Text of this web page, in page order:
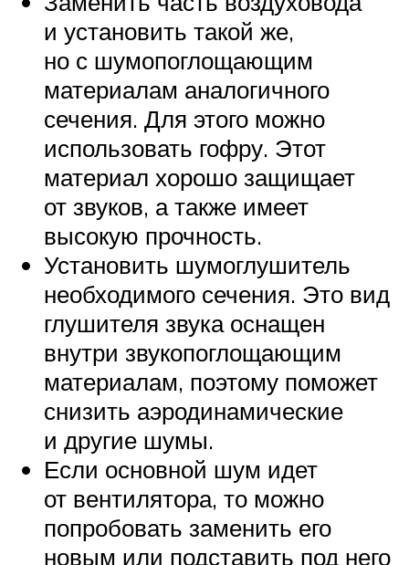
и установить такой же,
но с шумопоглощающим
материалам аналогичного
сечения. Для этого можно
использовать гофру. Этот
материал хорошо защищает
от звуков, а также имеет
высокую прочность.
Установить шумоглушитель
необходимого сечения. Это вид
глушителя звука оснащен
внутри звукопоглощающим
материалам, поэтому поможет
снизить аэродинамические
и другие шумы.
Если основной шум идет
от вентилятора, то можно
попробовать заменить его
новым или подставить под него